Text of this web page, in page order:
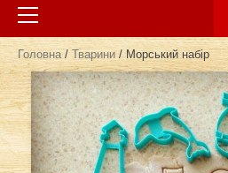
Primary
Menu
Головна/Тварини/ Морський набір